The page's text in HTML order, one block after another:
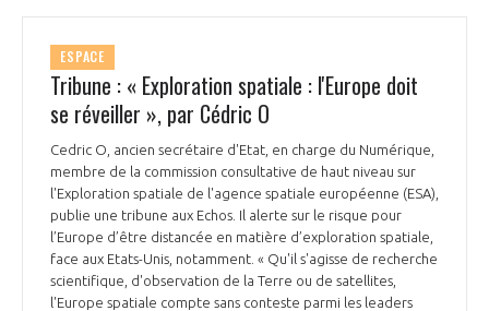
ESPACE
Tribune : « Exploration spatiale : l'Europe doit
se réveiller », par Cédric O
Cedric O, ancien secrétaire d'Etat, en charge du Numérique,
membre de la commission consultative de haut niveau sur
l'Exploration spatiale de l'agence spatiale européenne (ESA),
publie une tribune aux Echos. Il alerte sur le risque pour
l’Europe d’être distancée en matière d’exploration spatiale,
face aux Etats-Unis, notamment. « Qu'il s'agisse de recherche
scientifique, d'observation de la Terre ou de satellites,
l'Europe spatiale compte sans conteste parmi les leaders